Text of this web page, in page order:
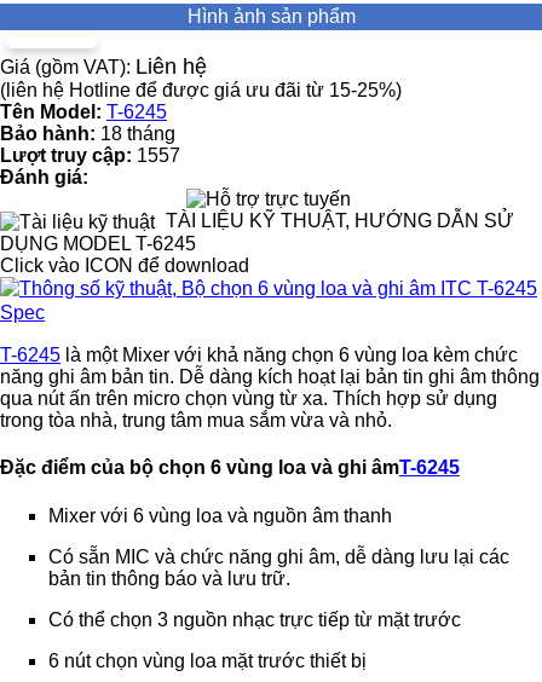
Hình ảnh sản phẩm
Giá (gồm VAT): Liên hệ
(liên hệ Hotline để được giá ưu đãi từ 15-25%)
Tên Model: T-6245
Bảo hành: 18 tháng
Lượt truy cập: 1557
Đánh giá:
TÀI LIỆU KỸ THUẬT, HƯỚNG DẪN SỬ
DỤNG MODEL T-6245
Click vào ICON để download
Spec
T-6245 là một Mixer với khả năng chọn 6 vùng loa kèm chức
năng ghi âm bản tin. Dễ dàng kích hoạt lại bản tin ghi âm thông
qua nút ấn trên micro chọn vùng từ xa. Thích hợp sử dụng
trong tòa nhà, trung tâm mua sắm vừa và nhỏ.
Đặc điểm của bộ chọn 6 vùng loa và ghi âmT-6245
Mixer với 6 vùng loa và nguồn âm thanh
Có sẵn MIC và chức năng ghi âm, dễ dàng lưu lại các
bản tin thông báo và lưu trữ.
Có thể chọn 3 nguồn nhạc trực tiếp từ mặt trước
6 nút chọn vùng loa mặt trước thiết bị